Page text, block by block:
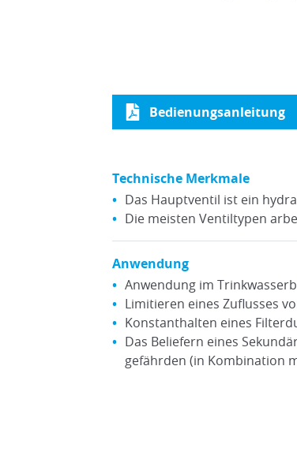
Bedienungsanleitung
Technische Merkmale
Das Hauptventil ist ein
Die meisten Ventiltypen
Anwendung
Anwendung im
Limitieren eines Zuflusses
Konstanthalten eines
Das Beliefern eines
gefährden (in Kombination